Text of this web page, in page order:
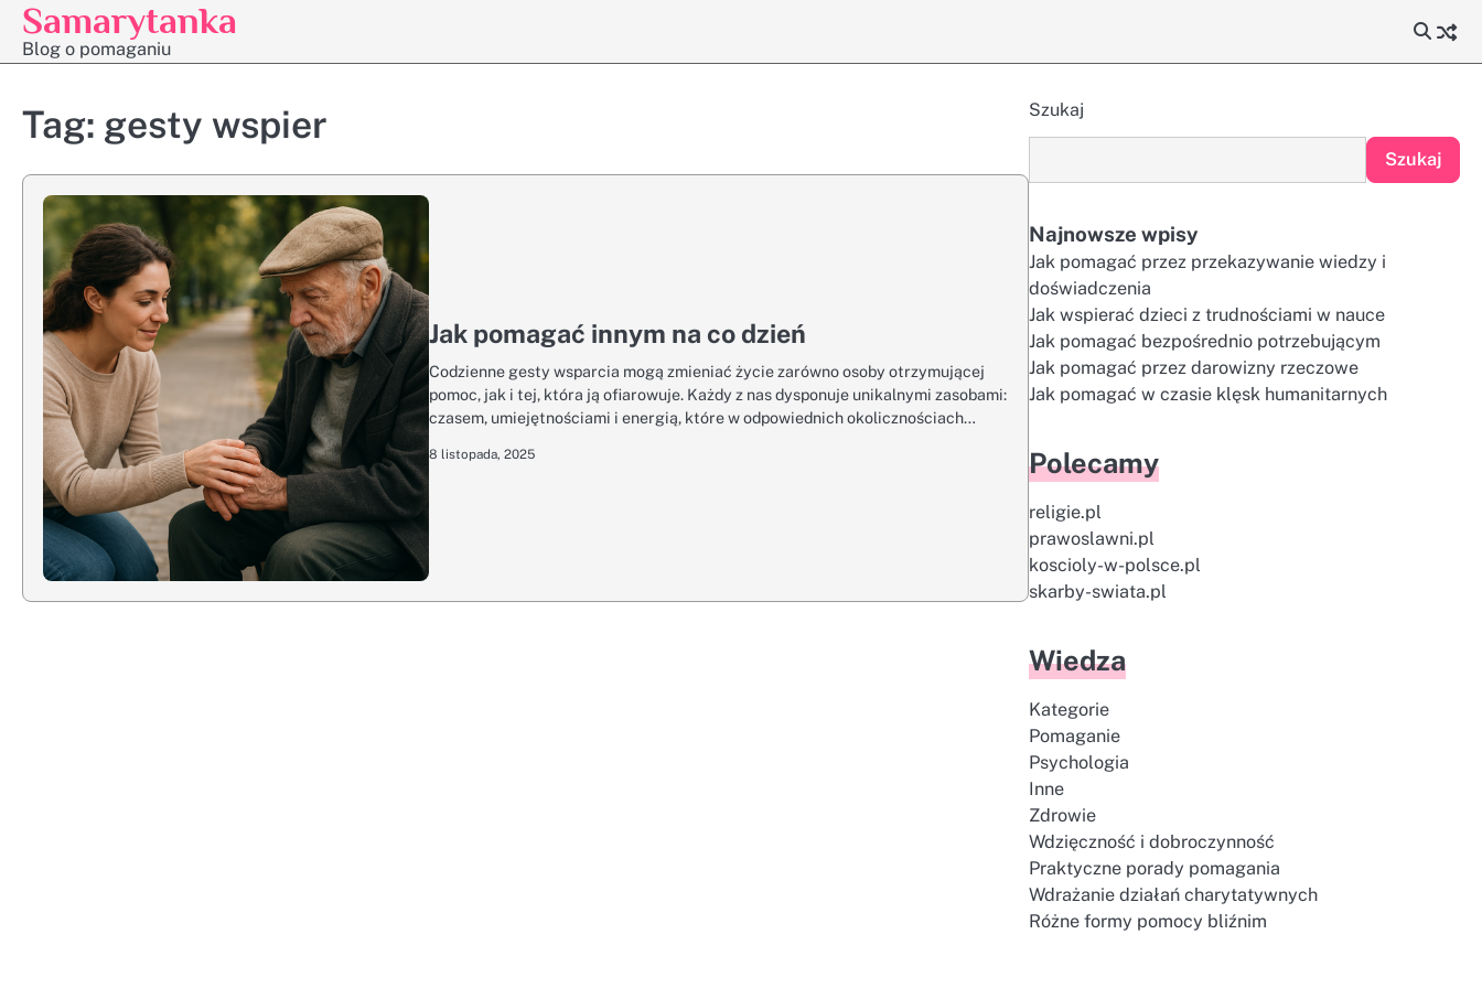
Skip
content
Samarytanka
Blog o pomaganiu
Tag: gesty wspier
Jak pomagać innym na co dzień
Codzienne gesty wsparcia mogą zmieniać życie zarówno osoby otrzymującej
pomoc, jak i tej, która ją ofiarowuje. Każdy z nas dysponuje unikalnymi zasobami:
czasem, umiejętnościami i energią, które w odpowiednich okolicznościach…
8 listopada, 2025
Szukaj
Szukaj
Najnowsze wpisy
Jak pomagać przez przekazywanie wiedzy i
doświadczenia
Jak wspierać dzieci z trudnościami w nauce
Jak pomagać bezpośrednio potrzebującym
Jak pomagać przez darowizny rzeczowe
Jak pomagać w czasie klęsk humanitarnych
Polecamy
religie.pl
prawoslawni.pl
koscioly-w-polsce.pl
skarby-swiata.pl
Wiedza
Kategorie
Pomaganie
Psychologia
Inne
Zdrowie
Wdzięczność i dobroczynność
Praktyczne porady pomagania
Wdrażanie działań charytatywnych
Różne formy pomocy bliźnim